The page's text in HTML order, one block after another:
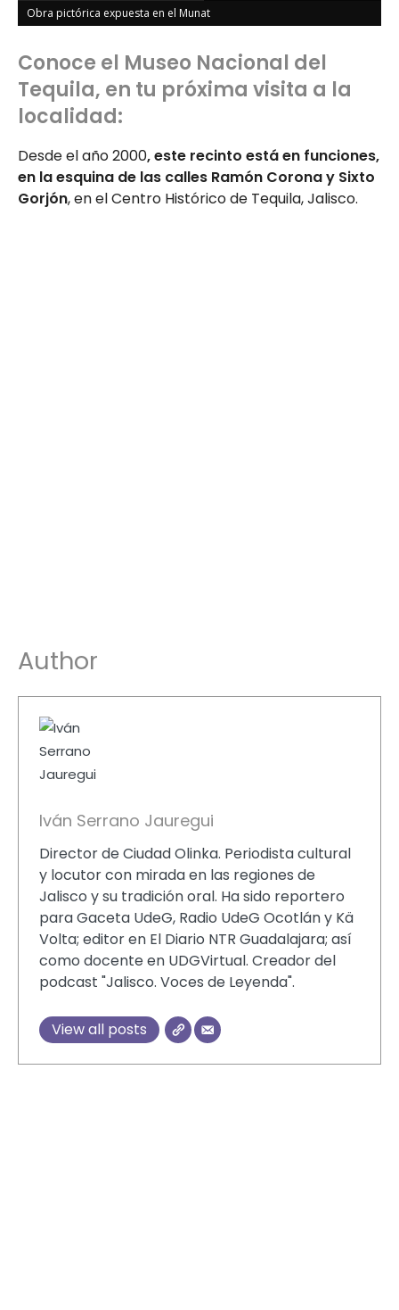
Obra pictórica expuesta en el Munat
Barricas tradicionales, contenedoras de la bebida
Barricas tradicionales, contenedoras de la bebida
Conoce el Museo Nacional del
Tequila, en tu próxima visita a la
localidad:
Desde el año 2000, este recinto está en funciones,
en la esquina de las calles Ramón Corona y Sixto
Gorjón, en el Centro Histórico de Tequila, Jalisco.
Author
Iván Serrano Jauregui
Director de Ciudad Olinka. Periodista cultural
y locutor con mirada en las regiones de
Jalisco y su tradición oral. Ha sido reportero
para Gaceta UdeG, Radio UdeG Ocotlán y Kä
Volta; editor en El Diario NTR Guadalajara; así
como docente en UDGVirtual. Creador del
podcast "Jalisco. Voces de Leyenda".
View all posts